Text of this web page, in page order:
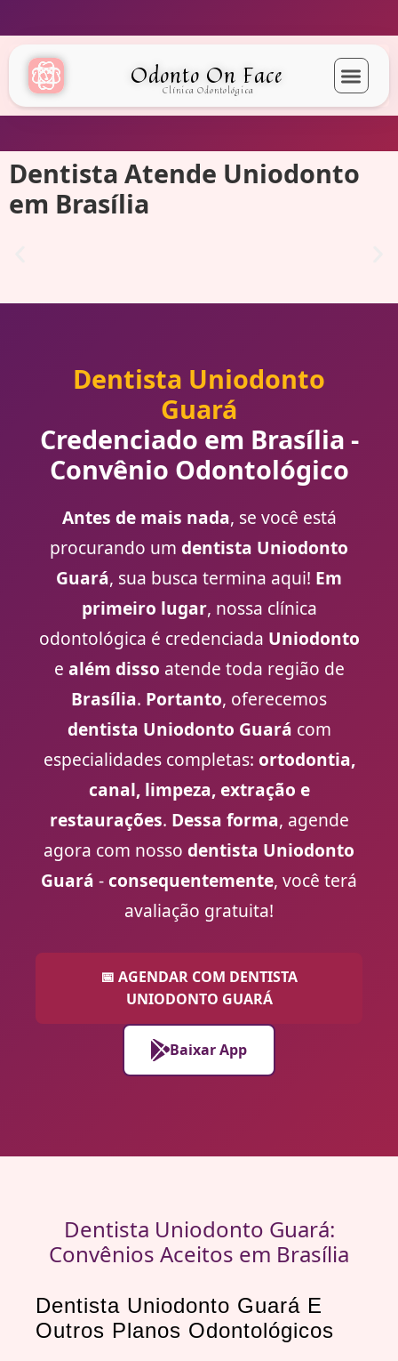
Odonto On Face
Clínica Odontológica
Dentista Atende Uniodonto
em Brasília
Dentista Uniodonto
Guará
Credenciado em Brasília -
Convênio Odontológico
Antes de mais nada, se você está
procurando um dentista Uniodonto
Guará, sua busca termina aqui! Em
primeiro lugar, nossa clínica
odontológica é credenciada Uniodonto
e além disso atende toda região de
Brasília. Portanto, oferecemos
dentista Uniodonto Guará com
especialidades completas: ortodontia,
canal, limpeza, extração e
restaurações. Dessa forma, agende
agora com nosso dentista Uniodonto
Guará -consequentemente, você terá
avaliação gratuita!
📅 AGENDAR COM DENTISTA
UNIODONTO GUARÁ
Baixar App
Dentista Uniodonto Guará:
Convênios Aceitos em Brasília
Dentista Uniodonto Guará E
Outros Planos Odontológicos